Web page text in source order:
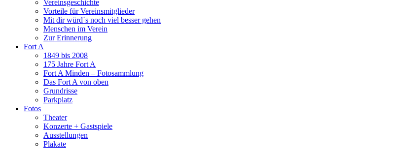
Vereinsgeschichte
Vorteile für Vereinsmitglieder
Mit dir würd´s noch viel besser gehen
Menschen im Verein
Zur Erinnerung
Fort A
1849 bis 2008
175 Jahre Fort A
Fort A Minden – Fotosammlung
Das Fort A von oben
Grundrisse
Parkplatz
Fotos
Theater
Konzerte + Gastspiele
Ausstellungen
Plakate